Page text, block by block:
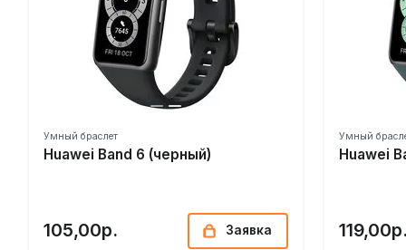
Умный браслет
Huawei Band 6 (черный)
105,00р. Заявка
Умный
Huawei
119,00р.